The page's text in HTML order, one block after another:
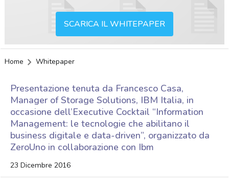
SCARICA IL WHITEPAPER
Home Whitepaper
Presentazione tenuta da Francesco Casa,
Manager of Storage Solutions, IBM Italia, in
occasione dell’Executive Cocktail “Information
Management: le tecnologie che abilitano il
business digitale e data-driven”, organizzato da
ZeroUno in collaborazione con Ibm
23 Dicembre 2016